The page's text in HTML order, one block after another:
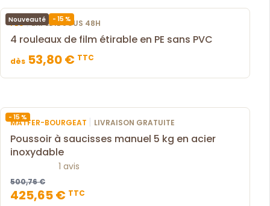
Nouveauté - 15 %
FLO| EXPÉDIÉ SOUS 48H
4 rouleaux de film étirable en PE sans PVC
dès 53,80 € TTC
- 15 %
MATFER-BOURGEAT | LIVRAISON GRATUITE
Poussoir à saucisses manuel 5 kg en acier
inoxydable
1 avis
500,76 €
425,65 € TTC